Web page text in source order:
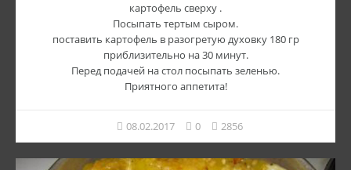
картофель сверху .
Посыпать тертым сыром.
поставить картофель в разогретую духовку 180 гр
приблизительно на 30 минут.
Перед подачей на стол посыпать зеленью.
Приятного аппетита!
08.02.2017 0 2856